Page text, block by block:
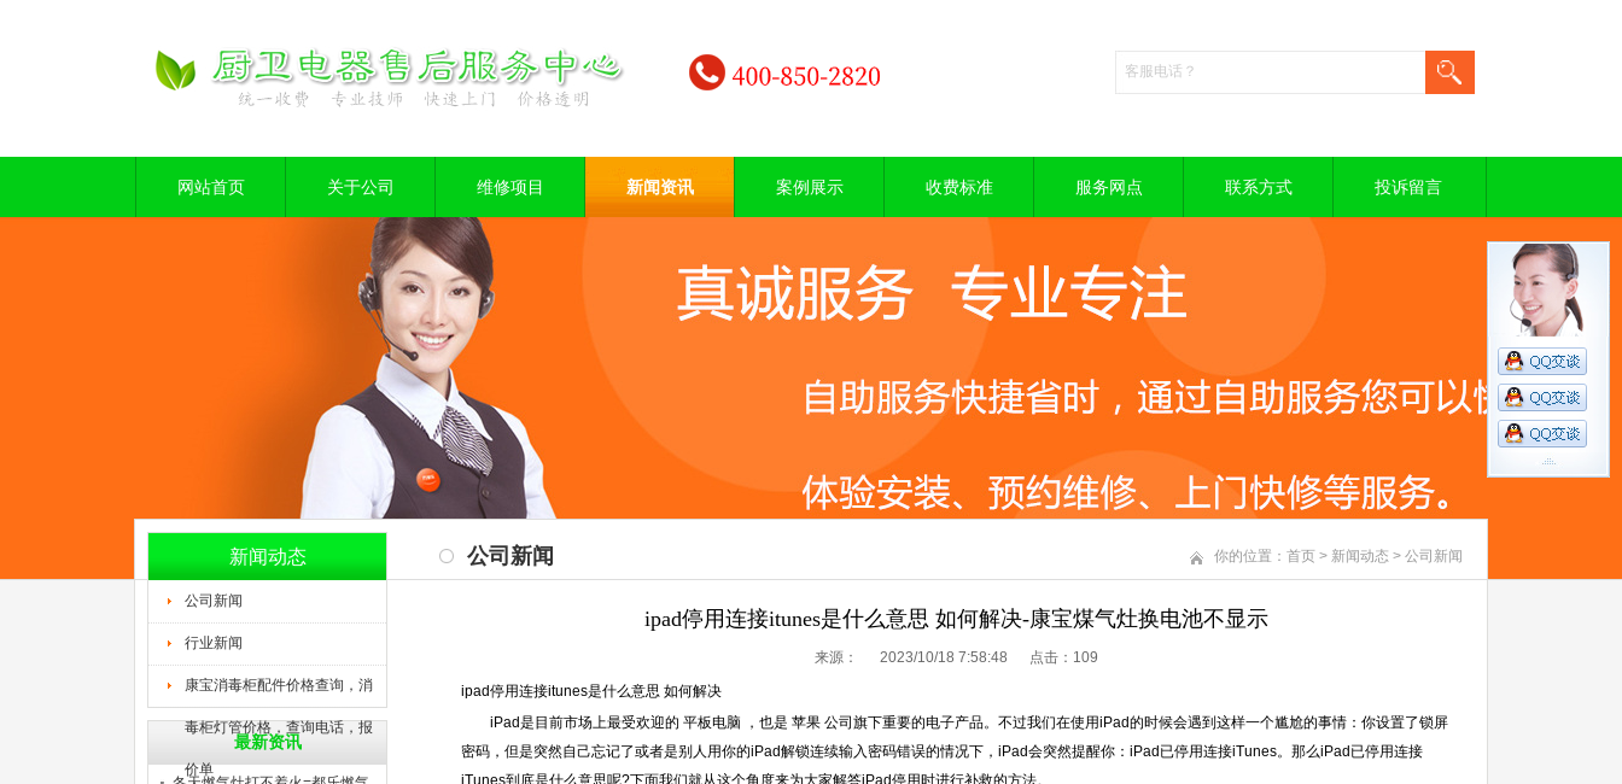
网站首页 关于公司 维修项目 新闻资讯 案例展示 收费标准 服务网点 联系方式 投诉留言
新闻动态
公司新闻
行业新闻
康宝消毒柜配件价格查询，消
毒柜灯管价格，查询电话，报
价单
最新资讯
公司新闻 你的位置： 首页 > 新闻动态 > 公司新闻
ipad停用连接itunes是什么意思 如何解决-康宝煤气灶换电池不显示
来源： 2023/10/18 7:58:48 点击： 109
ipad停用连接itunes是什么意思 如何解决
iPad是目前市场上最受欢迎的 平板电脑 ，也是 苹果 公司旗下重要的电子产品。不过我们在使用iPad的时候会遇到这样一个尴尬的事情：你设置了锁屏
密码，但是突然自己忘记了或者是别人用你的iPad解锁连续输入密码错误的情况下，iPad会突然提醒你：iPad已停用连接iTunes。那么iPad已停用连接
iTunes到底是什么意思呢?下面我们就从这个角度来为大家解答iPad停用时进行补救的方法。